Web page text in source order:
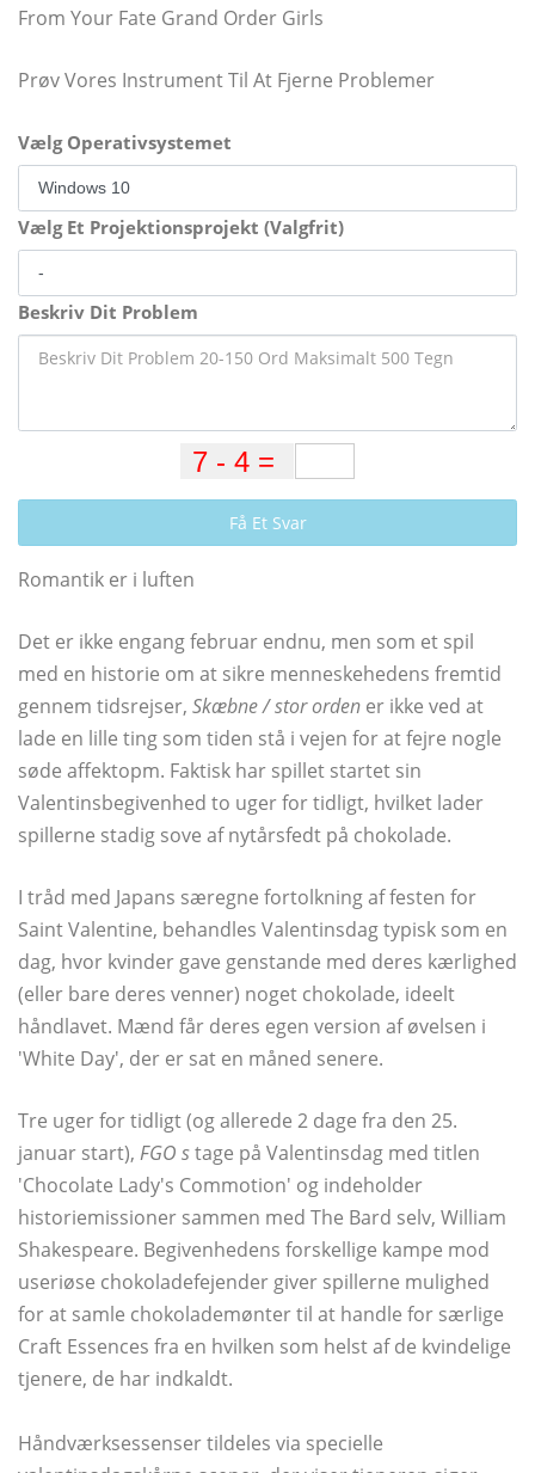
From Your Fate Grand Order Girls
Prøv Vores Instrument Til At Fjerne Problemer
Vælg Operativsystemet
Vælg Et Projektionsprojekt (Valgfrit)
Beskriv Dit Problem
Få Et Svar
Romantik er i luften
Det er ikke engang februar endnu, men som et spil
med en historie om at sikre menneskehedens fremtid
gennem tidsrejser, Skæbne / stor orden er ikke ved at
lade en lille ting som tiden stå i vejen for at fejre nogle
søde affektopm. Faktisk har spillet startet sin
Valentinsbegivenhed to uger for tidligt, hvilket lader
spillerne stadig sove af nytårsfedt på chokolade.
I tråd med Japans særegne fortolkning af festen for
Saint Valentine, behandles Valentinsdag typisk som en
dag, hvor kvinder gave genstande med deres kærlighed
(eller bare deres venner) noget chokolade, ideelt
håndlavet. Mænd får deres egen version af øvelsen i
'White Day', der er sat en måned senere.
Tre uger for tidligt (og allerede 2 dage fra den 25.
januar start), FGO stage på Valentinsdag med titlen
'Chocolate Lady's Commotion' og indeholder
historiemissioner sammen med The Bard selv, William
Shakespeare. Begivenhedens forskellige kampe mod
useriøse chokoladefejender giver spillerne mulighed
for at samle chokolademønter til at handle for særlige
Craft Essences fra en hvilken som helst af de kvindelige
tjenere, de har indkaldt.
Håndværksessenser tildeles via specielle